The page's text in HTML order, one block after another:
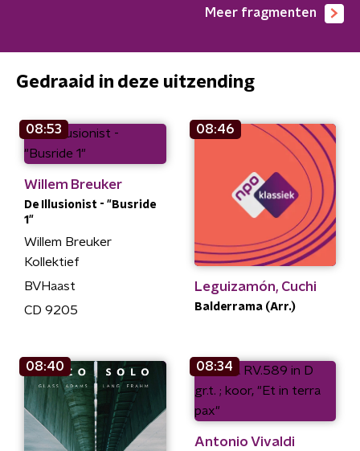
Meer fragmenten
Gedraaid in deze uitzending
08:53
Willem Breuker
De Illusionist - "Busride
1"
Willem Breuker
Kollektief
BVHaast
CD 9205
08:46
Leguizamón, Cuchi
Balderrama (Arr.)
08:40 08:34
Antonio Vivaldi